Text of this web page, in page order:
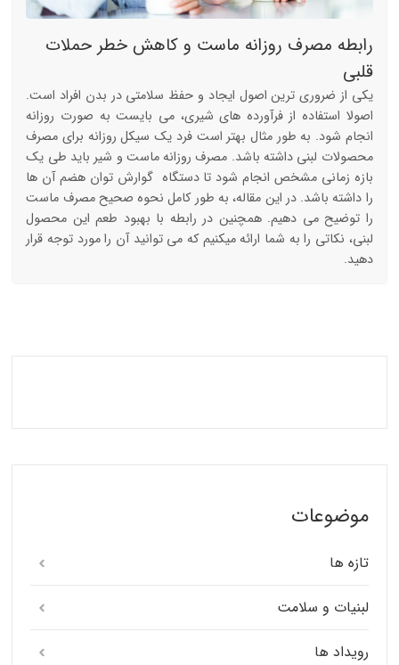
رابطه مصرف روزانه ماست و کاهش خطر حملات
قلبی
یکی از ضروری ترین اصول ایجاد و حفظ سلامتی در بدن افراد است.
اصولا استفاده از فرآورده های شیری، می بایست به صورت روزانه
انجام شود. به طور مثال بهتر است فرد یک سیکل روزانه برای مصرف
محصولات لبنی داشته باشد. مصرف روزانه ماست و شیر باید طی یک
بازه زمانی مشخص انجام شود تا دستگاه گوارش توان هضم آن ها
را داشته باشد. در این مقاله، به طور کامل نحوه صحیح مصرف ماست
را توضیح می دهیم. همچنین در رابطه با بهبود طعم این محصول
لبنی، نکاتی را به شما ارائه می‎کنیم که می توانید آن را مورد توجه قرار
دهید.
موضوعات
تازه ها
لبنیات و سلامت
رویداد ها